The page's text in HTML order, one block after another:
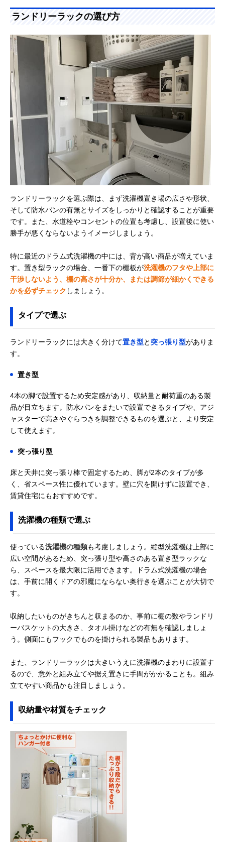
ランドリーラックの選び方
ランドリーラックを選ぶ際は、まず洗濯機置き場の広さや形状、
そして防水パンの有無とサイズをしっかりと確認することが重要
です。また、水道栓やコンセントの位置も考慮し、設置後に使い
勝手が悪くならないようイメージしましょう。
特に最近のドラム式洗濯機の中には、背が高い商品が増えていま
す。置き型ラックの場合、一番下の棚板が洗濯機のフタや上部に
干渉しないよう、棚の高さが十分か、または調節が細かくできる
かを必ずチェック しましょう。
タイプで選ぶ
ランドリーラックには大きく分けて置き型と 突っ張り型がありま
す。
置き型
4本の脚で設置するため安定感があり、収納量と耐荷重のある製
品が目立ちます。防水パンをまたいで設置できるタイプや、アジ
ャスターで高さやぐらつきを調整できるものを選ぶと、より安定
して使えます。
突っ張り型
床と天井に突っ張り棒で固定するため、脚が2本のタイプが多
く、省スペース性に優れています。壁に穴を開けずに設置でき、
賃貸住宅にもおすすめです。
洗濯機の種類で選ぶ
使っている洗濯機の種類も考慮しましょう。縦型洗濯機は上部に
広い空間があるため、突っ張り型や高さのある置き型ラックな
ら、スペースを最大限に活用できます。ドラム式洗濯機の場合
は、手前に開くドアの邪魔にならない奥行きを選ぶことが大切で
す。
収納したいものがきちんと収まるのか、事前に棚の数やランドリ
ーバスケットの大きさ、タオル掛けなどの有無を確認しましょ
う。側面にもフックでものを掛けられる製品もあります。
また、ランドリーラックは大きいうえに洗濯機のまわりに設置す
るので、意外と組み立てや据え置きに手間がかかることも。組み
立てやすい商品かも注目しましょう。
収納量や材質をチェック